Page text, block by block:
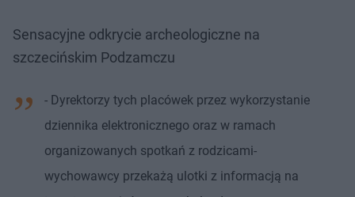
Sensacyjne odkrycie archeologiczne na
szczecińskim Podzamczu
- Dyrektorzy tych placówek przez wykorzystanie
dziennika elektronicznego oraz w ramach
organizowanych spotkań z rodzicami-
wychowawcy przekażą ulotki z informacją na